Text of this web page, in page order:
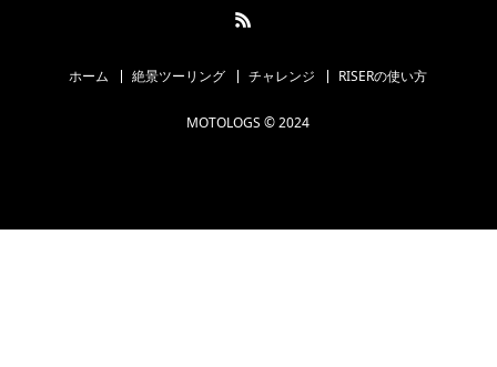
ホーム 絶景ツーリング チャレンジ RISERの使い方
MOTOLOGS © 2024